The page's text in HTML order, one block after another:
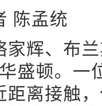
陈孟统
辉、布兰
盛顿。一
距离接触